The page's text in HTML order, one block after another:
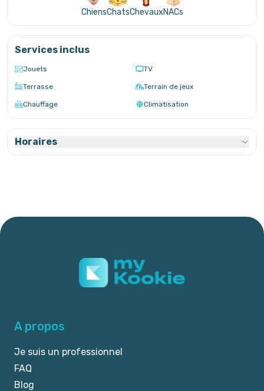
ChiensChatsChevauxNACs
Services inclus
Jouets TV
Terrasse Terrain de jeux
Chauffage Climatisation
Horaires
A propos
Je suis un professionnel
FAQ
Blog